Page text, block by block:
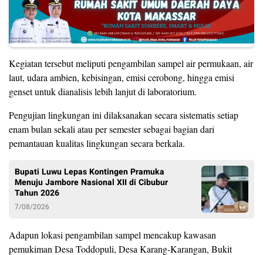
Kegiatan tersebut meliputi pengambilan sampel air permukaan, air
laut, udara ambien, kebisingan, emisi cerobong, hingga emisi
genset untuk dianalisis lebih lanjut di laboratorium.
Pengujian lingkungan ini dilaksanakan secara sistematis setiap
enam bulan sekali atau per semester sebagai bagian dari
pemantauan kualitas lingkungan secara berkala.
Bupati Luwu Lepas Kontingen Pramuka
Menuju Jambore Nasional XII di Cibubur
Tahun 2026
7/08/2026
Adapun lokasi pengambilan sampel mencakup kawasan
pemukiman Desa Toddopuli, Desa Karang-Karangan, Bukit